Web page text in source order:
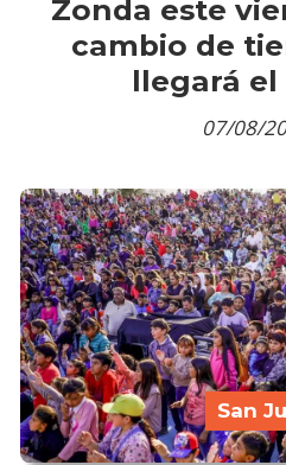
Zonda este
cambio de
llegará el
07/08/
San